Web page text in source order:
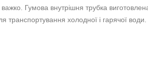
Гумова внутрішня трубка
холодної і гарячої